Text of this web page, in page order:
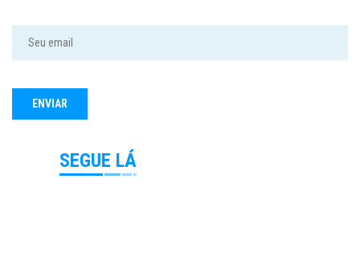
SEGUE LÁ